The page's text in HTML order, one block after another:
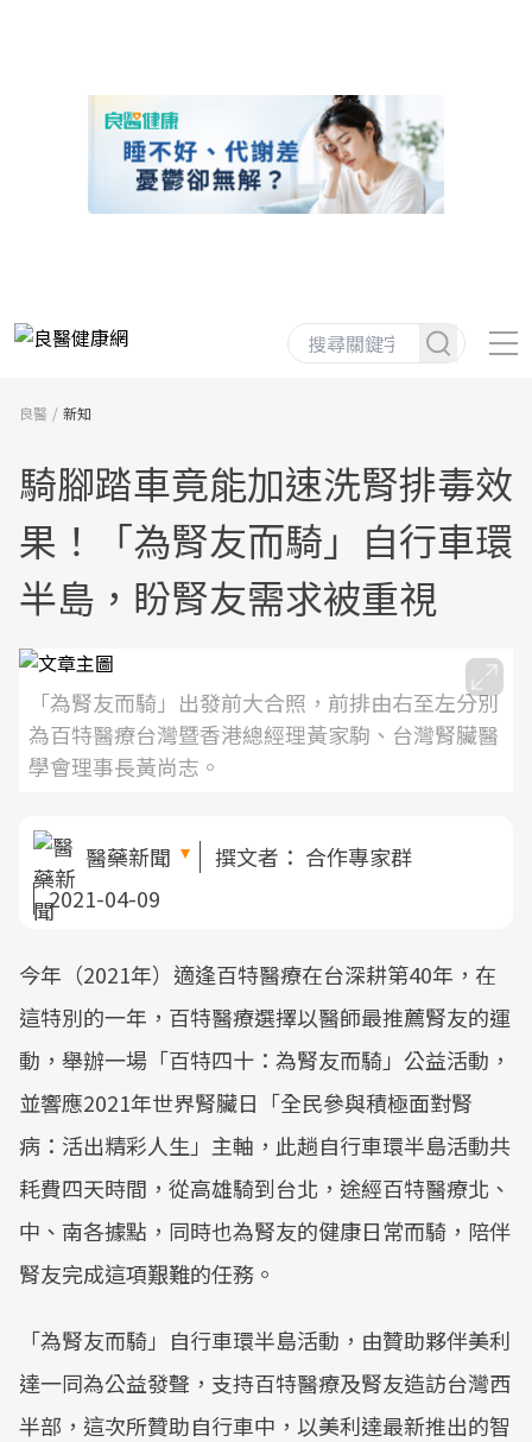
良醫 新知
騎腳踏車竟能加速洗腎排毒效
果！「為腎友而騎」自行車環
半島，盼腎友需求被重視
「為腎友而騎」出發前大合照，前排由右至左分別
為百特醫療台灣暨香港總經理黃家駒、台灣腎臟醫
學會理事長黃尚志。
醫藥新聞 撰文者： 合作專家群
2021-04-09
今年（2021年）適逢百特醫療在台深耕第40年，在
這特別的一年，百特醫療選擇以醫師最推薦腎友的運
動，舉辦一場「百特四十：為腎友而騎」公益活動，
並響應2021年世界腎臟日「全民參與積極面對腎
病：活出精彩人生」主軸，此趟自行車環半島活動共
耗費四天時間，從高雄騎到台北，途經百特醫療北、
中、南各據點，同時也為腎友的健康日常而騎，陪伴
腎友完成這項艱難的任務。
「為腎友而騎」自行車環半島活動，由贊助夥伴美利
達一同為公益發聲，支持百特醫療及腎友造訪台灣西
半部，這次所贊助自行車中，以美利達最新推出的智